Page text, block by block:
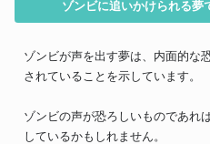
ゾンビに追いかけられる夢
ゾンビが声を出す夢は、内面的な
されていることを示しています。
ゾンビの声が恐ろしいものであれ
しているかもしれません。